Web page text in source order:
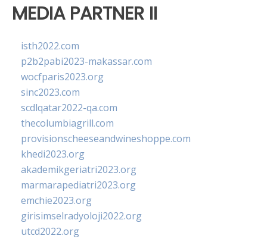
MEDIA PARTNER II
isth2022.com
p2b2pabi2023-makassar.com
wocfparis2023.org
sinc2023.com
scdlqatar2022-qa.com
thecolumbiagrill.com
provisionscheeseandwineshoppe.com
khedi2023.org
akademikgeriatri2023.org
marmarapediatri2023.org
emchie2023.org
girisimselradyoloji2022.org
utcd2022.org